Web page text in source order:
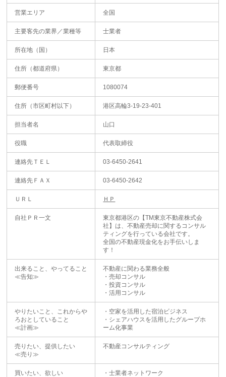
営業エリア 全国
主要客先の業界／業種等 士業者
所在地（国） 日本
住所（都道府県） 東京都
郵便番号 1080074
住所（市区町村以下） 港区高輪3-19-23-401
担当者名 山口
役職 代表取締役
連絡先ＴＥＬ 03-6450-2641
連絡先ＦＡＸ 03-6450-2642
ＵＲＬ ＨＰ
自社ＰＲ一文
東京都港区の【TM東京不動産株式会
社】は、不動産売却に関するコンサル
ティングを行っている会社です。
全国の不動産現金化をお手伝いしま
す！
出来ること、やってること
≪告知≫
不動産に関わる業務全般
・売却コンサル
・投資コンサル
・活用コンサル
やりたいこと、これからや
ろおとしていること
≪計画≫
・空家を活用した宿泊ビジネス
・シェアハウスを活用したグループホ
ーム化事業
売りたい、提供したい
≪売り≫
不動産コンサルティング
買いたい、欲しい
・士業者ネットワーク